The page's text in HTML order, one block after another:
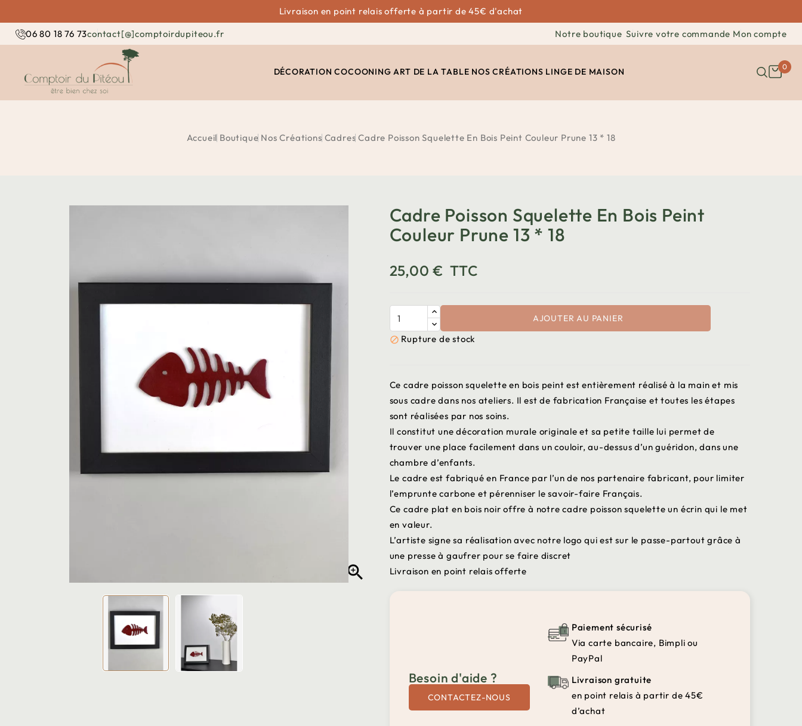
Livraison en point relais offerte à partir de 45€ d'achat
06 80 18 76 73contact[@]comptoirdupiteou.fr Notre boutique Suivre votre commande Mon compte
DÉCORATION COCOONING ART DE LA TABLE NOS CRÉATIONS LINGE DE MAISON 0
Accueil Boutique Nos Créations Cadres Cadre Poisson Squelette En Bois Peint Couleur Prune 13 * 18

Cadre Poisson Squelette En Bois Peint
Couleur Prune 13 * 18
25,00 € TTC
AJOUTER AU PANIER
 Rupture de stock
Ce cadre poisson squelette en bois peint est entièrement réalisé à la main et mis
sous cadre dans nos ateliers. Il est de fabrication Française et toutes les étapes
sont réalisées par nos soins.
Il constitut une décoration murale originale et sa petite taille lui permet de
trouver une place facilement dans un couloir, au-dessus d’un guéridon, dans une
chambre d’enfants.
Le cadre est fabriqué en France par l’un de nos partenaire fabricant, pour limiter
l’emprunte carbone et pérenniser le savoir-faire Français.
Ce cadre plat en bois noir offre à notre cadre poisson squelette un écrin qui le met
en valeur.
L’artiste signe sa réalisation avec notre logo qui est sur le passe-partout grâce à
une presse à gaufrer pour se faire discret
Livraison en point relais offerte
Besoin d'aide ?
CONTACTEZ-NOUS
Paiement sécurisé
Via carte bancaire, Bimpli ou
PayPal
Livraison gratuite
en point relais à partir de 45€
d’achat